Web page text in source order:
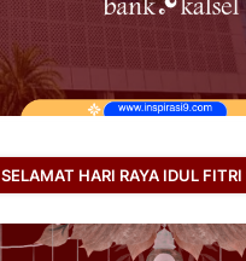
SELAMAT HARI RAYA IDUL